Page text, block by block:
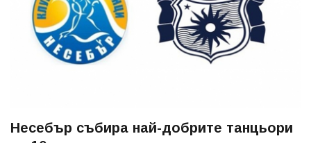
Несебър събира най-добрите танцьори